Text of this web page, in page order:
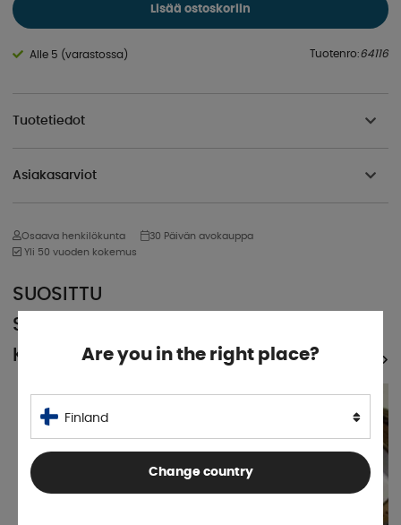
Lisää ostoskoriin
Alle 5 (varastossa) Tuotenro:64116
Tuotetiedot
Asiakasarviot
Osaava henkilökunta
30 Päivän avokauppa
Yli 50 vuoden kokemus
SUOSITTU
SAMASSA
KATEGORIASSA
KATSO KAIKKI TUOTTEET
Are you in the right place?
Finland
Change country